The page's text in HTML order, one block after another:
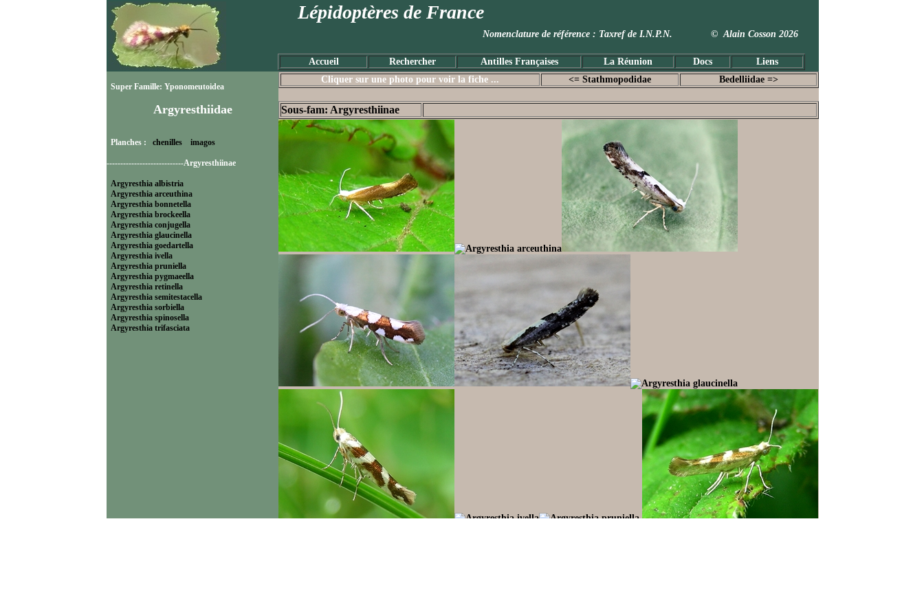
Lépidoptères de France
Nomenclature de référence : Taxref de I.N.P.N. © Alain Cosson 2026
Accueil Rechercher Antilles Françaises La Réunion Docs Liens
Super Famille: Yponomeutoidea
Argyresthiidae
Planches : chenilles imagos
----------------------------Argyresthiinae
Argyresthia albistria
Argyresthia arceuthina
Argyresthia bonnetella
Argyresthia brockeella
Argyresthia conjugella
Argyresthia glaucinella
Argyresthia goedartella
Argyresthia ivella
Argyresthia pruniella
Argyresthia pygmaeella
Argyresthia retinella
Argyresthia semitestacella
Argyresthia sorbiella
Argyresthia spinosella
Argyresthia trifasciata
Cliquer sur une photo pour voir la fiche ... <= Stathmopodidae Bedelliidae =>
Sous-fam: Argyresthiinae